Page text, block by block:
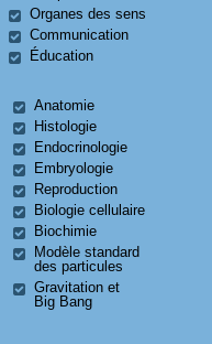
Organes des sens
Communication
Éducation
Anatomie
Histologie
Endocrinologie
Embryologie
Reproduction
Biologie cellulaire
Biochimie
Modèle standard
des particules
Gravitation et
Big Bang